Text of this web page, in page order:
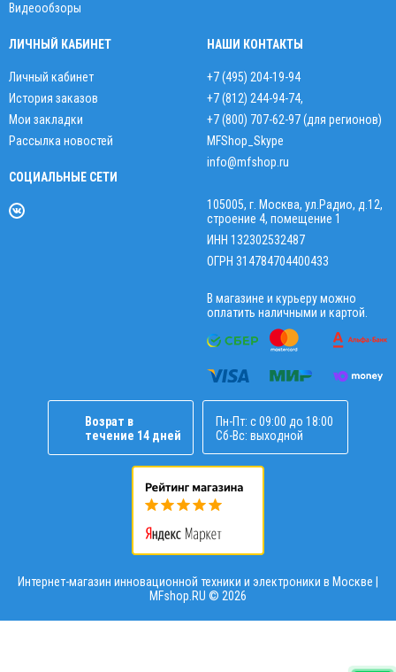
Видеообзоры
ЛИЧНЫЙ КАБИНЕТ
Личный кабинет
История заказов
Мои закладки
Рассылка новостей
СОЦИАЛЬНЫЕ СЕТИ
НАШИ КОНТАКТЫ
+7 (495) 204-19-94
+7 (812) 244-94-74,
+7 (800) 707-62-97 (для регионов)
MFShop_Skype
info@mfshop.ru
105005, г. Москва, ул.Радио, д.12,
строение 4, помещение 1
ИНН 132302532487
ОГРН 314784704400433
В магазине и курьеру можно
оплатить наличными и картой.
Возрат в
течение 14 дней
Пн-Пт: с 09:00 до 18:00
Сб-Вс: выходной
Интернет-магазин инновационной техники и электроники в Москве |
MFshop.RU © 2026